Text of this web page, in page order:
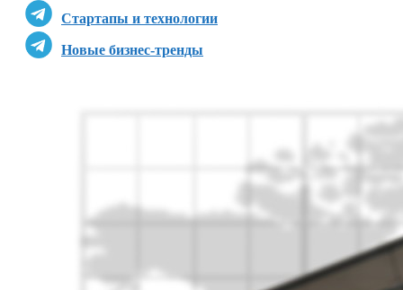
Стартапы и технологии
Новые бизнес-тренды